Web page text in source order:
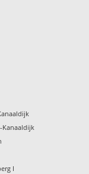
Kanaaldijk
I